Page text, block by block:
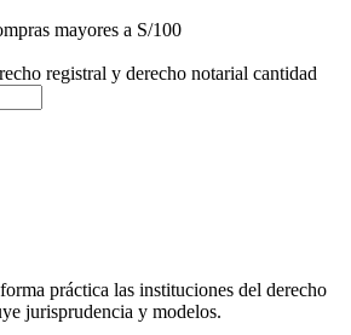
mayores a S/100
registral y derecho notarial cantidad
práctica las instituciones del derecho
jurisprudencia y modelos.